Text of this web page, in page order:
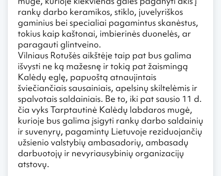
rankų darbo keramikos, stiklo, juvelyriškos
gaminius bei specialiai pagamintus skanėstus,
tokius kaip kaštonai, imbierinės duonelės, ar
paragauti glintveino.
Vilniaus Rotušės aikštėje taip pat bus galima
išvysti ne ką mažesnę ir tokią pat žaismingą
Kalėdų eglę, papuoštą atnaujintais
šviečiančiais sausainiais, apelsinų skiltelėmis ir
spalvotais saldainiais. Be to, iki pat sausio 11 d.
čia vyks Tarptautinė Kalėdų labdaros mugė,
kurioje bus galima įsigyti rankų darbo saldainių
ir suvenyrų, pagamintų Lietuvoje reziduojančių
užsienio valstybių ambasadorių, ambasadų
darbuotojų ir nevyriausybinių organizacijų
atstovų.